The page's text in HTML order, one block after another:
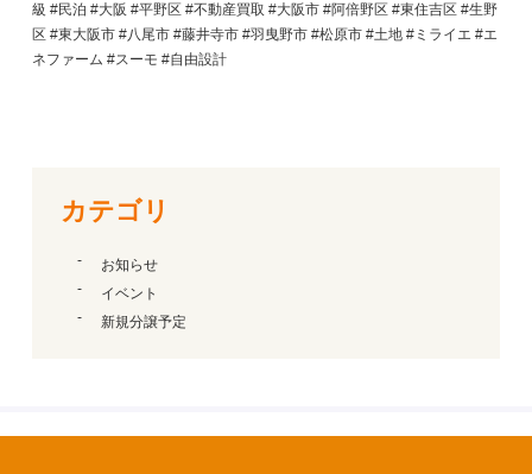
級 #民泊 #大阪 #平野区 #不動産買取 #大阪市 #阿倍野区 #東住吉区 #生野
区 #東大阪市 #八尾市 #藤井寺市 #羽曳野市 #松原市 #土地 #ミライエ #エ
ネファーム #スーモ #自由設計
カテゴリ
お知らせ
イベント
新規分譲予定